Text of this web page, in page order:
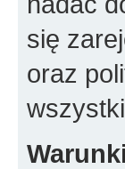
się
oraz